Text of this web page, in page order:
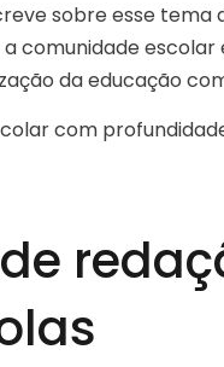
sobre esse tema
comunidade
da educação
com